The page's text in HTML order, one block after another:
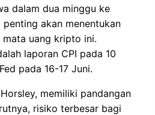
dalam dua minggu ke
akan menentukan
uang kripto ini.
laporan CPI pada 10
pada 16-17 Juni.
memiliki pandangan
risiko terbesar bagi